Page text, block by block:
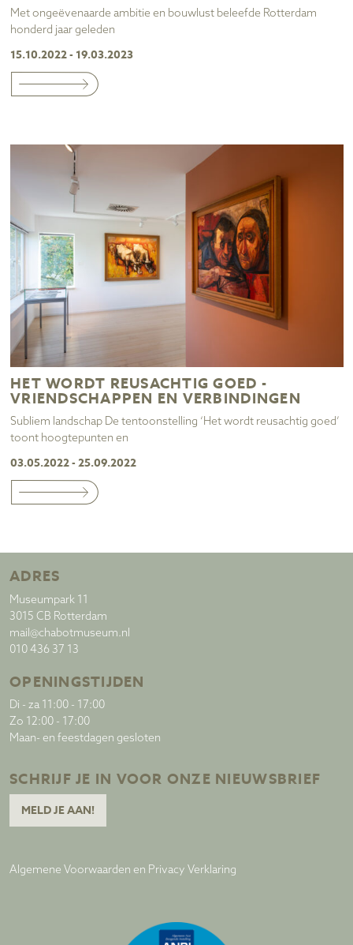
Met ongeëvenaarde ambitie en bouwlust beleefde Rotterdam
honderd jaar geleden
15.10.2022 - 19.03.2023
HET WORDT REUSACHTIG GOED -
VRIENDSCHAPPEN EN VERBINDINGEN
Subliem landschap De tentoonstelling ‘Het wordt reusachtig goed’
toont hoogtepunten en
03.05.2022 - 25.09.2022
ADRES
Museumpark 11
3015 CB Rotterdam
mail@chabotmuseum.nl
010 436 37 13
OPENINGSTIJDEN
Di - za 11:00 - 17:00
Zo 12:00 - 17:00
Maan- en feestdagen gesloten
SCHRIJF JE IN VOOR ONZE NIEUWSBRIEF
MELD JE AAN!
Algemene Voorwaarden en Privacy Verklaring